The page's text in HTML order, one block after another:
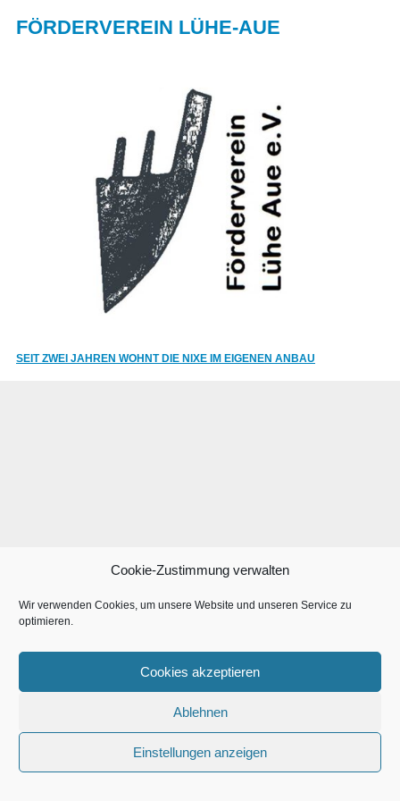
Cookie-Zustimmung verwalten
Wir verwenden Cookies, um unsere Website und unseren Service zu
optimieren.
Cookies akzeptieren
Ablehnen
Einstellungen anzeigen
FÖRDERVEREIN LÜHE-AUE
SEIT ZWEI JAHREN WOHNT DIE NIXE IM EIGENEN ANBAU